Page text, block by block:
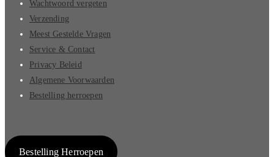
Wachtwoord vergeten
Verzending
Meest Gestelde Vragen
Service & Contact
Privacy Beleid
Algemene Voorwaarden
Bestelling herroepen
Bestelling Herroepen